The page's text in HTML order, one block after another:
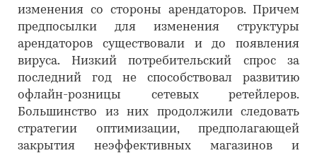
изменения со стороны арендаторов. Причем
предпосылки для изменения структуры
арендаторов существовали и до появления
вируса. Низкий потребительский спрос за
последний год не способствовал развитию
офлайн-розницы сетевых ретейлеров.
Большинство из них продолжили следовать
стратегии оптимизации, предполагающей
закрытия неэффективных магазинов и